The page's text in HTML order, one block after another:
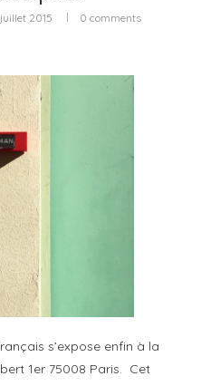
juillet 2015 0 comments
s’expose enfin à la
1er 75008 Paris. Cet